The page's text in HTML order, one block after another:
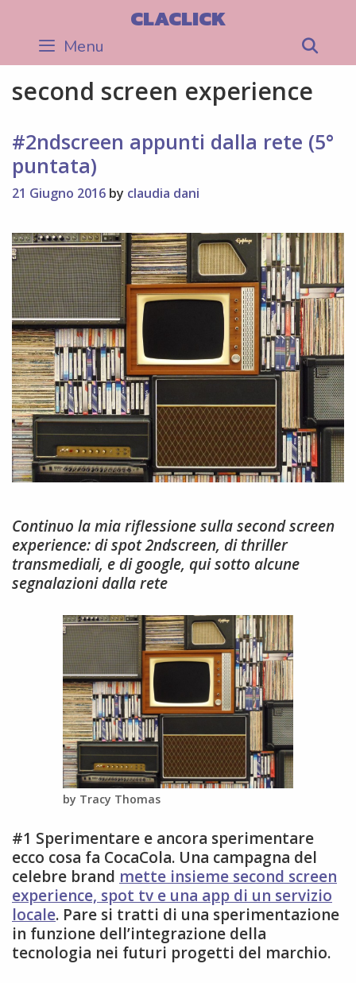
content
CLACLICK
Menu
second screen experience
#2ndscreen appunti dalla rete (5°
puntata)
21 Giugno 2016 by claudia dani
Continuo la mia riflessione sulla second screen
experience: di spot 2ndscreen, di thriller
transmediali, e di google, qui sotto alcune
segnalazioni dalla rete
by Tracy Thomas
#1 Sperimentare e ancora sperimentare
ecco cosa fa CocaCola. Una campagna del
celebre brand mette insieme second screen
experience, spot tv e una app di un servizio
locale. Pare si tratti di una sperimentazione
in funzione dell’integrazione della
tecnologia nei futuri progetti del marchio.